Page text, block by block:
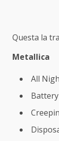
Questa la
Metallica
All
Battery